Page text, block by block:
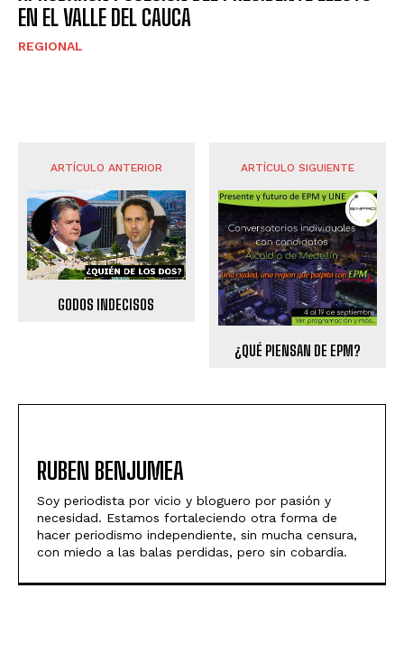
EN EL VALLE DEL CAUCA
REGIONAL
ARTÍCULO ANTERIOR
GODOS INDECISOS
ARTÍCULO SIGUIENTE
¿QUÉ PIENSAN DE EPM?
RUBEN BENJUMEA
Soy periodista por vicio y bloguero por pasión y
necesidad. Estamos fortaleciendo otra forma de
hacer periodismo independiente, sin mucha censura,
con miedo a las balas perdidas, pero sin cobardía.